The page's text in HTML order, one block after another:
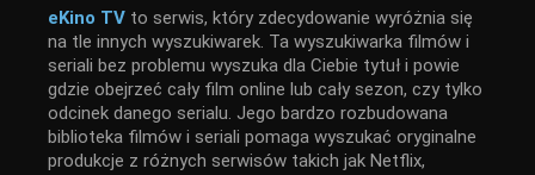
eKino TV to serwis, który zdecydowanie wyróżnia się
na tle innych wyszukiwarek. Ta wyszukiwarka filmów i
seriali bez problemu wyszuka dla Ciebie tytuł i powie
gdzie obejrzeć cały film online lub cały sezon, czy tylko
odcinek danego serialu. Jego bardzo rozbudowana
biblioteka filmów i seriali pomaga wyszukać oryginalne
produkcje z różnych serwisów takich jak Netflix,